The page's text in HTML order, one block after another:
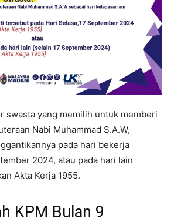
swasta yang memilih untuk memberi
Nabi Muhammad S.A.W,
pada hari bekerja
2024, atau pada hari lain
Akta Kerja 1955.
KPM Bulan 9